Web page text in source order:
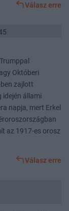
Válasz erre
Októberi
zajlott
állami
napja, mert Erkel
az 1917-es orosz
Válasz erre